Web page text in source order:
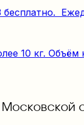
10 кг. Объём